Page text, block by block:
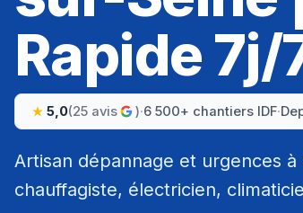
Rapide 7j/
5,0(25 avis )·6 500+ chantiers IDF·
Artisan dépannage et urgences
chauffagiste, électricien,